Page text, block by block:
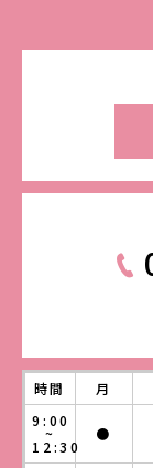
時間 月
9:00
~
12:30
●